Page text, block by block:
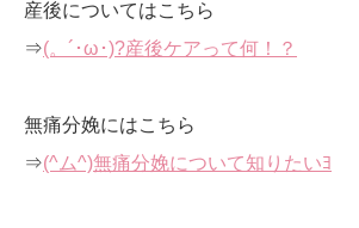
産後についてはこちら
⇒(。´･ω･)?産後ケアって何！？
無痛分娩にはこちら
⇒(^ム^)無痛分娩について知りたいﾖ